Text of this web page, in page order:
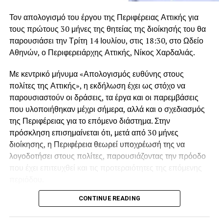
Σπαρακτικός ήταν και ο επικήδειος των εγγονών του, που
μοιράστηκαν ιστορίες βαθιά συγκινημένες, μη μπορώντας
να τον εκφωνήσουν από τα δάκρυα.
Η ταφή πραγματοποιείται στο Α΄ Νεκροταφείο Αθηνών.
μαζί για πέντε δεκαετίες, μέχρι την εκδημία της το 2015.
Κατά διαβολική σύμπτωση, ο Γιάννης Βαρβιτσιώτηςείχε
σήμερα τα γενέθλια του,καθώς είχε γεννηθεί σαν
χρόνο του μεταξύ του αγαπημένου του Μυστρά και του
σπιτιού του στη Φιλοθέη, όπου βρισκόταν την τελευταία
περίοδο λόγω των προβλημάτων υγείας που
αντιμετώπιζε.
Ποιος ήταν ο Γιάννης Βαρβιτσιώτης
Ο Ιωάννης Βαρβιτσιώτης γεννήθηκε στην Αθήνα στις 2
Αυγούστου του 1933. Ήταν νομικός και πολιτικός που
Δημοκρατίας, υπουργός, ευρωβουλευτής και
αντιπρόεδρος της Νέας Δημοκρατίας (1993 – 1997).
Τον απολογισμό του έργου της Περιφέρειας Αττικής για
τους πρώτους 30 μήνες της θητείας της διοίκησής του θα
παρουσιάσει την Τρίτη 14 Ιουλίου, στις 18:30, στο Ωδείο
Αθηνών, ο Περιφερειάρχης Αττικής, Νίκος Χαρδαλιάς.
Με κεντρικό μήνυμα «Απολογισμός ευθύνης στους
πολίτες της Αττικής», η εκδήλωση έχει ως στόχο να
παρουσιαστούν οι δράσεις, τα έργα και οι παρεμβάσεις
που υλοποιήθηκαν μέχρι σήμερα, αλλά και ο σχεδιασμός
της Περιφέρειας για το επόμενο διάστημα. Στην
πρόσκληση επισημαίνεται ότι, μετά από 30 μήνες
διοίκησης, η Περιφέρεια θεωρεί υποχρέωσή της να
λογοδοτήσει στους πολίτες, παρουσιάζοντας την πρόοδο
που έχει επιτευχθεί και τις προτεραιότητες της επόμενης
Παράλληλα, γίνεται αναφορά στις «300+1 δεσμεύσεις» της
CONTINUE READING